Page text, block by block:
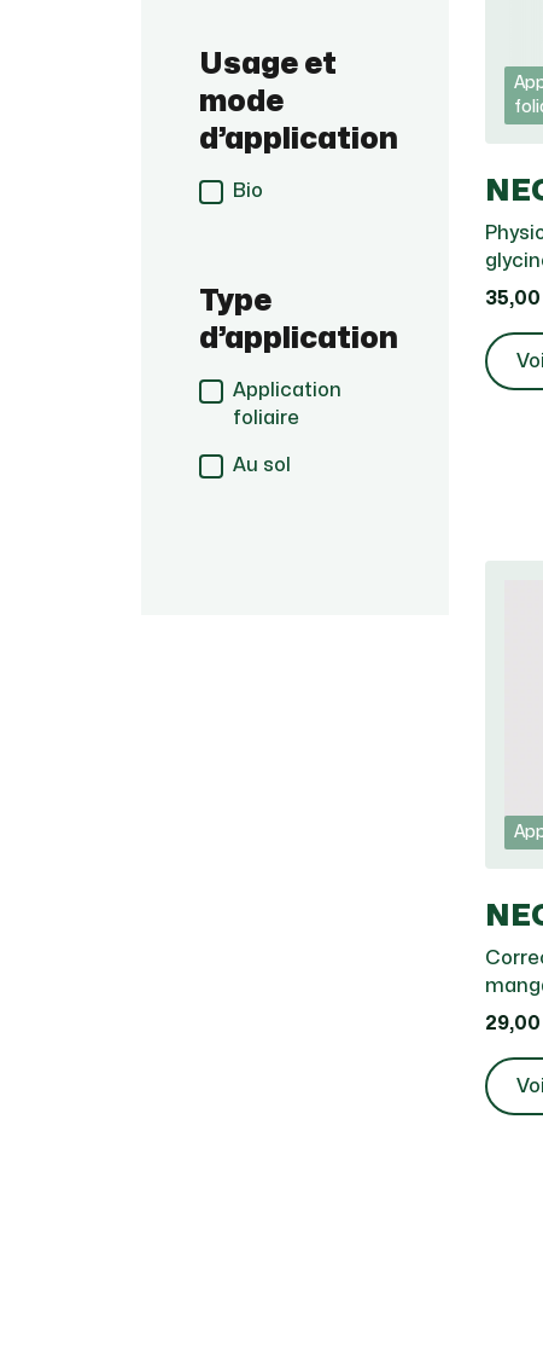
Usage et
mode
d’application
Bio
Type
d’application
Application
foliaire
Au sol